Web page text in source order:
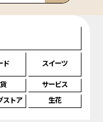
ド スイーツ
サービス
ストア 生花